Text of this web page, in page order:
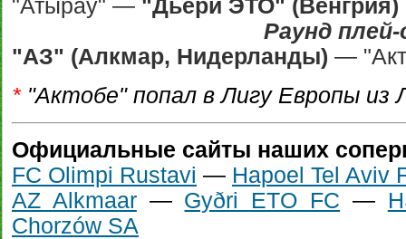
"Атырау" — "Дьёри ЭТО" (Венгрия)
Раунд
"АЗ" (Алкмар, Нидерланды) —
*"Актобе" попал в Лигу Европы из
Официальные сайты наших
FC Olimpi Rustavi — Hapoel Tel Aviv
AZ Alkmaar— Gyðri ETO FC —
Chorzów SA